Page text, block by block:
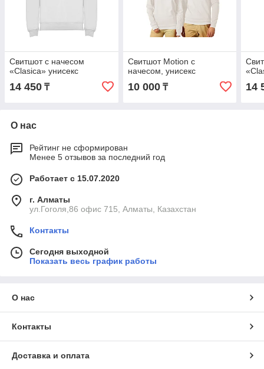
Свитшот с начесом
«Clasica» унисекс
14 450 ₸
Свитшот Motion с
начесом, унисекс
10 000₸ 14
О нас
Рейтинг не сформирован
Менее 5 отзывов за последний год
Работает с 15.07.2020
г. Алматы
ул.Гоголя,86 офис 715, Алматы, Казахстан
Контакты
Сегодня выходной
Показать весь график работы
О нас
Контакты
Доставка и оплата